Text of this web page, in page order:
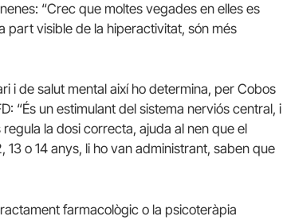
“Crec que moltes vegades en elles es
part visible de la hiperactivitat, són més
i de salut mental així ho determina, per Cobos
“És un estimulant del sistema nerviós central, i
la dosi correcta, ajuda al nen que el
13 o 14 anys, li ho van administrant, saben que
farmacològic o la psicoteràpia